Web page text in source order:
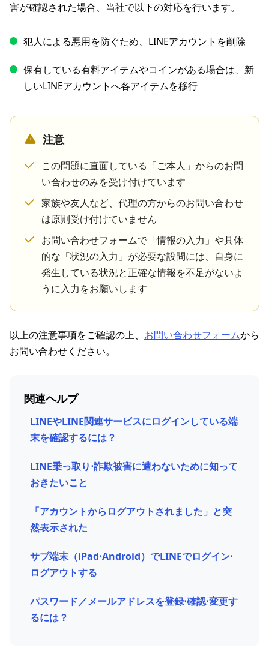
害が確認された場合、当社で以下の対応を行います。
犯人による悪用を防ぐため、LINEアカウントを削除
保有している有料アイテムやコインがある場合は、新
しいLINEアカウントへ各アイテムを移行
注意
この問題に直面している「ご本人」からのお問
い合わせのみを受け付けています
家族や友人など、代理の方からのお問い合わせ
は原則受け付けていません
お問い合わせフォームで「情報の入力」や具体
的な「状況の入力」が必要な設問には、自身に
発生している状況と正確な情報を不足がないよ
うに入力をお願いします
以上の注意事項をご確認の上、 お問い合わせフォームから
お問い合わせください。
関連ヘルプ
LINEやLINE関連サービスにログインしている端
末を確認するには？
LINE乗っ取り⋅詐欺被害に遭わないために知って
おきたいこと
「アカウントからログアウトされました」と突
然表示された
サブ端末（iPad⋅Android）でLINEでログイン⋅
ログアウトする
パスワード／メールアドレスを登録⋅確認⋅変更す
るには？